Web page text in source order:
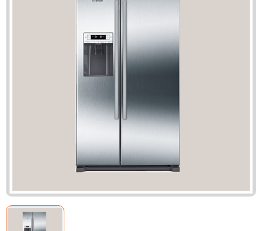
Copy mã và nhập mã ở trangTHANH TOÁNbạn nhé!